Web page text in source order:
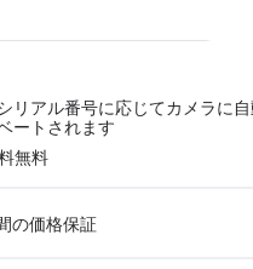
での交換サービスを提供します。
往復の送料を負担します。 ご利用
換費用をご負担いただきます。
購入し、購入日から30日以内であ
リアル番号に応じてカメラに
ートされます
無料
の価格保証